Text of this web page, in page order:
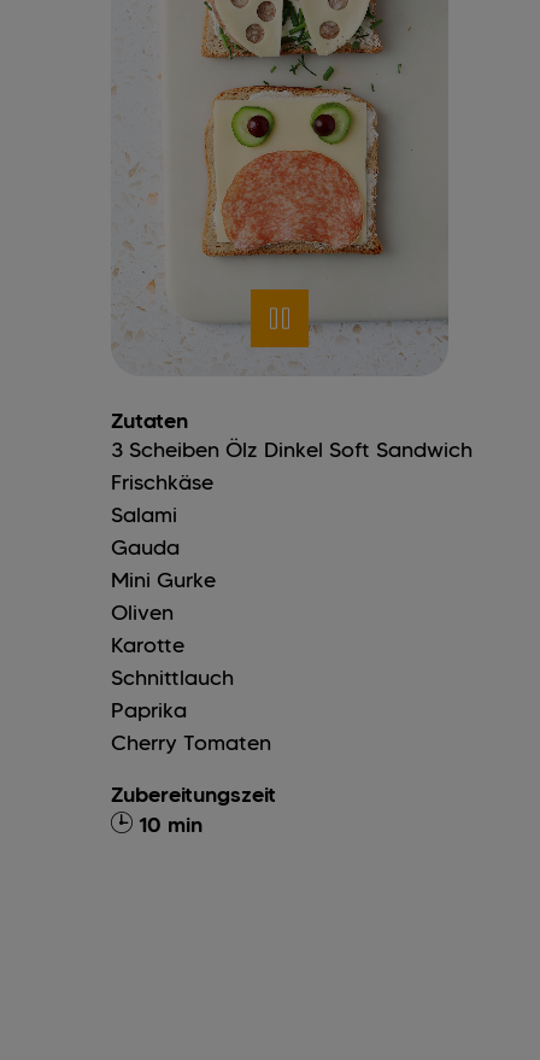
Zutaten
3 Scheiben Ölz Dinkel Soft Sandwich
Frischkäse
Salami
Gauda
Mini Gurke
Oliven
Karotte
Schnittlauch
Paprika
Cherry Tomaten
Zubereitungszeit
10 min